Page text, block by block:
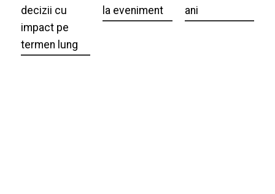
decizii cu
impact pe
termen lung
la eveniment
ani